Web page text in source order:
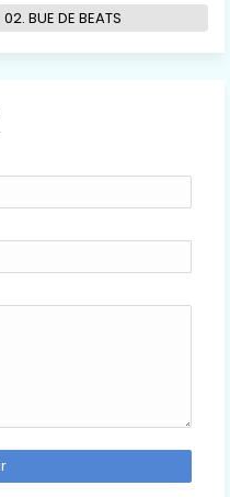
02. BUE DE BEATS